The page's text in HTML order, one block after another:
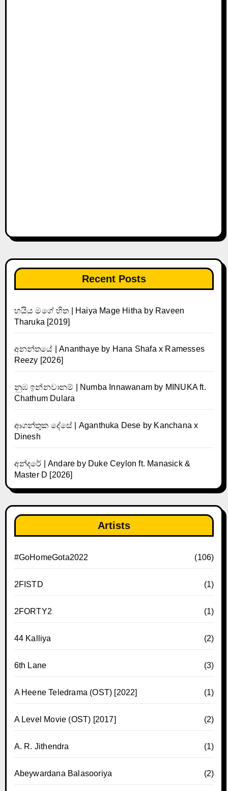
Recent Posts
හයිය මගේ හිත | Haiya Mage Hitha by Raveen
Tharuka [2019]
අනන්තයේ | Ananthaye by Hana Shafa x Ramesses
Reezy [2026]
නුඹ ඉන්නවානම් | Numba Innawanam by MINUKA ft.
Chathum Dulara
ආගන්තුක දේසේ | Aganthuka Dese by Kanchana x
Dinesh
අන්දරේ | Andare by Duke Ceylon ft. Manasick &
Master D [2026]
Artists
#GoHomeGota2022 (106)
2FISTD (1)
2FORTY2 (1)
44 Kalliya (2)
6th Lane (3)
A Heene Teledrama (OST) [2022] (1)
A Level Movie (OST) [2017] (2)
A. R. Jithendra (1)
Abeywardana Balasooriya (2)